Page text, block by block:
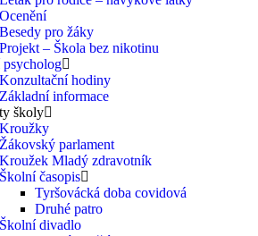
Ocenění
Besedy pro žáky
Projekt – Škola bez nikotinu
Konzultační hodiny
Základní informace
školy
Kroužky
Žákovský parlament
Kroužek Mladý zdravotník
Školní časopis
Tyršovácká doba covidová
Druhé patro
Školní divadlo